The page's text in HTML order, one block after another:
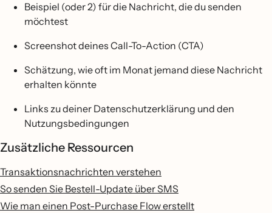
Beispiel (oder 2) für die Nachricht, die du senden
möchtest
Screenshot deines Call-To-Action (CTA)
Schätzung, wie oft im Monat jemand diese Nachricht
erhalten könnte
Links zu deiner Datenschutzerklärung und den
Nutzungsbedingungen
Zusätzliche Ressourcen
Transaktionsnachrichten verstehen
So senden Sie Bestell-Update über SMS
Wie man einen Post-Purchase Flow erstellt